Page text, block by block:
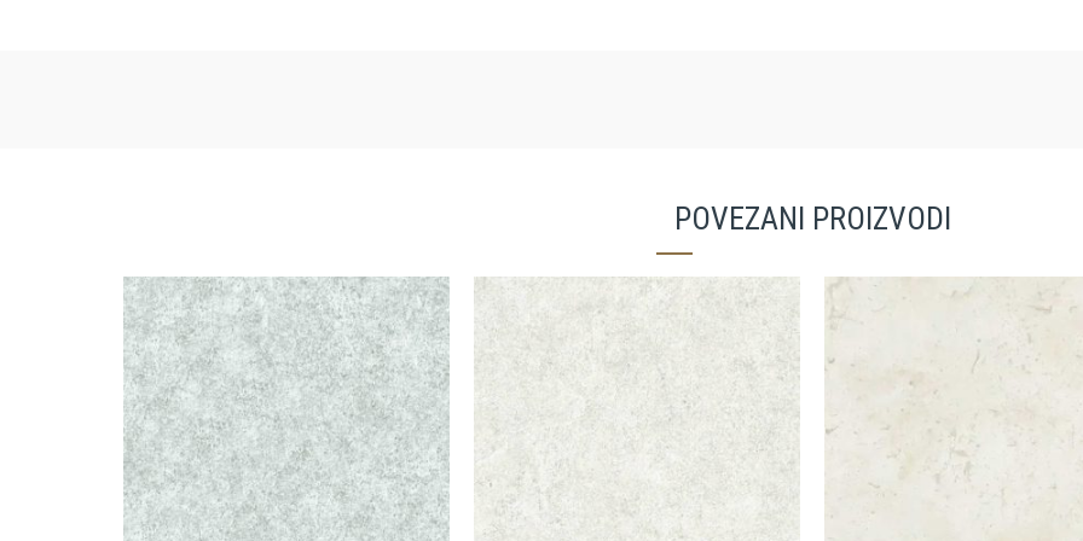
POVEZANI PROIZVODI